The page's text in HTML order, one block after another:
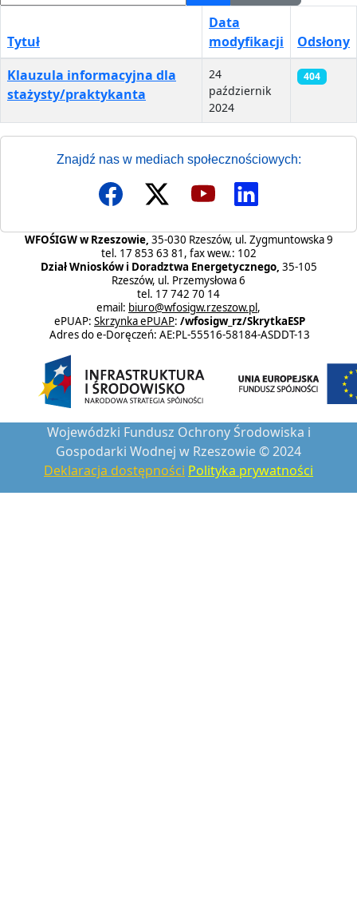
Spis artykułów
Tytuł
Data
modyfikacji
Odsłony
Klauzula informacyjna dla
stażysty/praktykanta
24
październik
2024
404
Znajdź nas w mediach społecznościowych:
WFOŚIGW w Rzeszowie, 35-030 Rzeszów, ul. Zygmuntowska 9
tel. 17 853 63 81, fax wew.: 102
Dział Wniosków i Doradztwa Energetycznego, 35-105
Rzeszów, ul. Przemysłowa 6
tel. 17 742 70 14
email: biuro@wfosigw.rzeszow.pl,
ePUAP: Skrzynka ePUAP: /wfosigw_rz/SkrytkaESP
Adres do e-Doręczeń: AE:PL-55516-58184-ASDDT-13
Wojewódzki Fundusz Ochrony Środowiska i
Gospodarki Wodnej w Rzeszowie © 2024
Deklaracja dostępności Polityka prywatności